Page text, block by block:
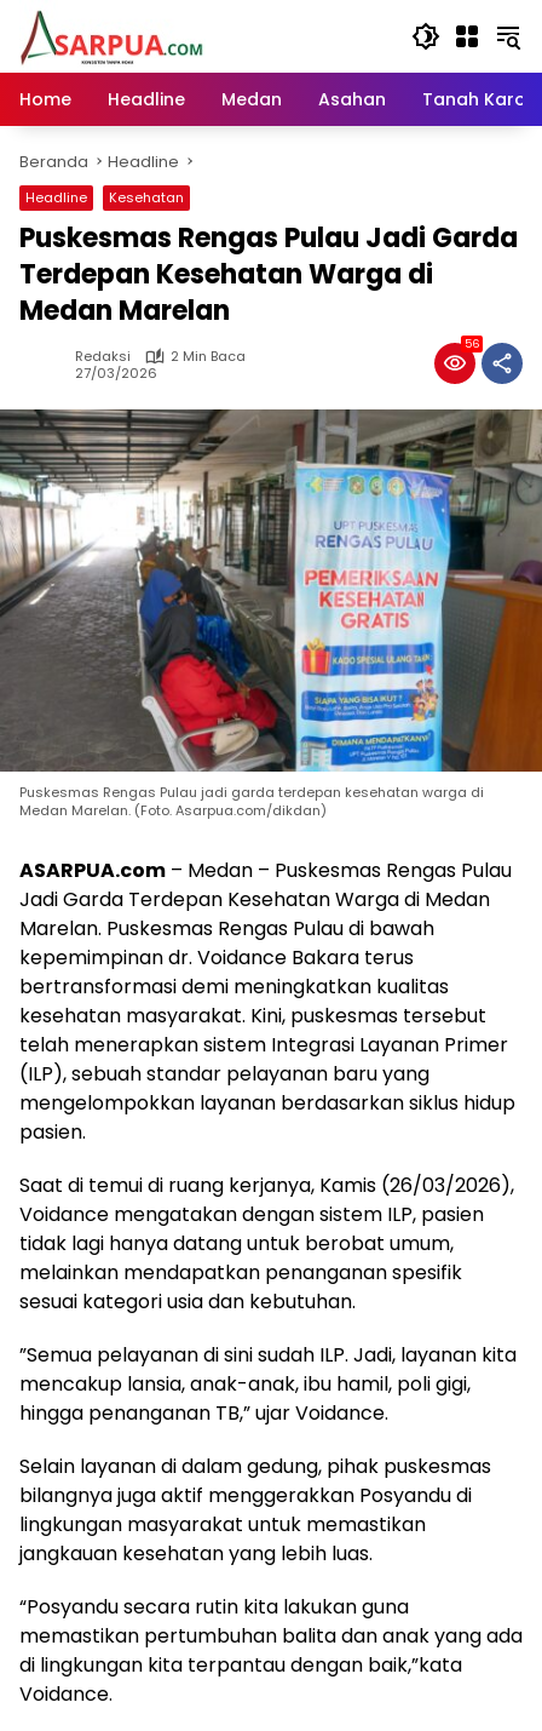
Langsung
konten
Home
Headline Medan Asahan Tanah Karo
Beranda Headline
Headline Kesehatan
Puskesmas Rengas Pulau Jadi Garda
Terdepan Kesehatan Warga di
Medan Marelan
Redaksi
2 Min Baca
27/03/2026
56
Puskesmas Rengas Pulau jadi garda terdepan kesehatan warga di
Medan Marelan. (Foto. Asarpua.com/dikdan)
ASARPUA.com – Medan – Puskesmas Rengas Pulau
Jadi Garda Terdepan Kesehatan Warga di Medan
Marelan. Puskesmas Rengas Pulau di bawah
kepemimpinan dr. Voidance Bakara terus
bertransformasi demi meningkatkan kualitas
kesehatan masyarakat. Kini, puskesmas tersebut
telah menerapkan sistem Integrasi Layanan Primer
(ILP), sebuah standar pelayanan baru yang
mengelompokkan layanan berdasarkan siklus hidup
pasien.
Saat di temui di ruang kerjanya, Kamis (26/03/2026),
Voidance mengatakan dengan sistem ILP, pasien
tidak lagi hanya datang untuk berobat umum,
melainkan mendapatkan penanganan spesifik
sesuai kategori usia dan kebutuhan.
​”Semua pelayanan di sini sudah ILP. Jadi, layanan kita
mencakup lansia, anak-anak, ibu hamil, poli gigi,
hingga penanganan TB,” ujar Voidance.
Selain layanan di dalam gedung, pihak puskesmas
bilangnya juga aktif menggerakkan Posyandu di
lingkungan masyarakat untuk memastikan
jangkauan kesehatan yang lebih luas.
“Posyandu secara rutin kita lakukan guna
memastikan pertumbuhan balita dan anak yang ada
di lingkungan kita terpantau dengan baik,”kata
Voidance.